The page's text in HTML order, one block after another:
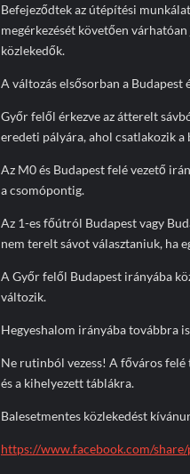
Befejeződtek az útépítési
megérkezését követően
közlekedők.
A változás elsősorban a
Győr felől érkezve az átterelt
eredeti pályára, ahol csatlakozik
Az M0 és Budapest felé vezető
a csomópontig.
Az 1-es főútról Budapest vagy
nem terelt sávot választaniuk, ha
A Győr felől Budapest irányába
változik.
Hegyeshalom irányába továbbra
Ne rutinból vezess! A főváros
és a kihelyezett táblákra.
Balesetmentes közlekedést
https://www.facebook.com/